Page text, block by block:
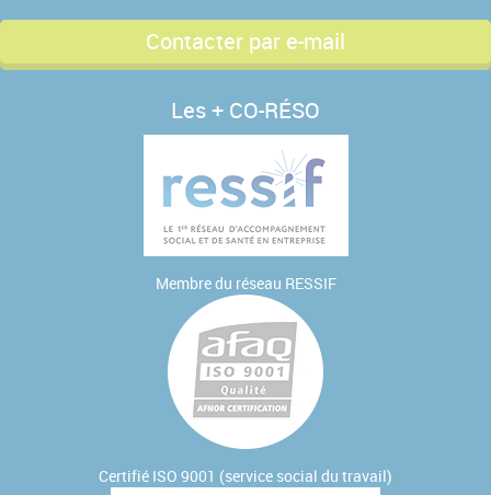
Contacter par e-mail
Les + CO-RÉSO
Membre du réseau RESSIF
Certifié ISO 9001 (service social du travail)